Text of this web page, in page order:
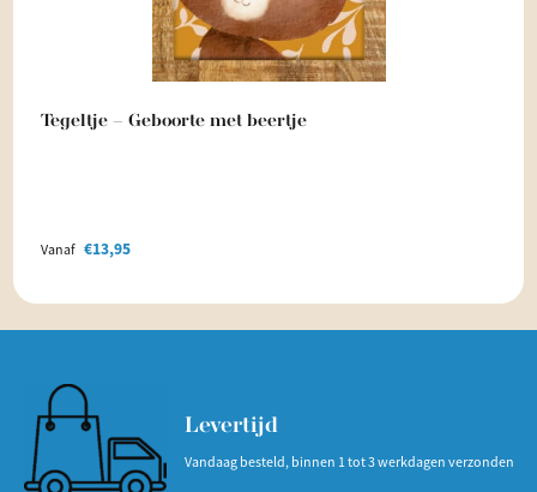
Tegeltje – Geboorte met beertje
Vanaf €13,95
Levertijd
Vandaag besteld, binnen 1 tot 3 werkdagen verzonden